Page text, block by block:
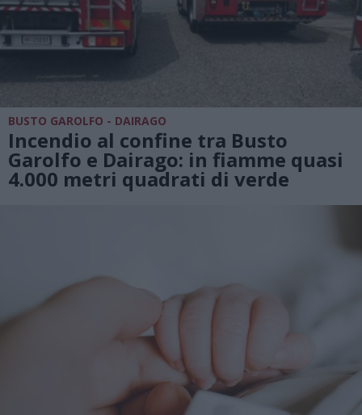
BUSTO GAROLFO - DAIRAGO
Incendio al confine tra Busto
Garolfo e Dairago: in fiamme quasi
4.000 metri quadrati di verde